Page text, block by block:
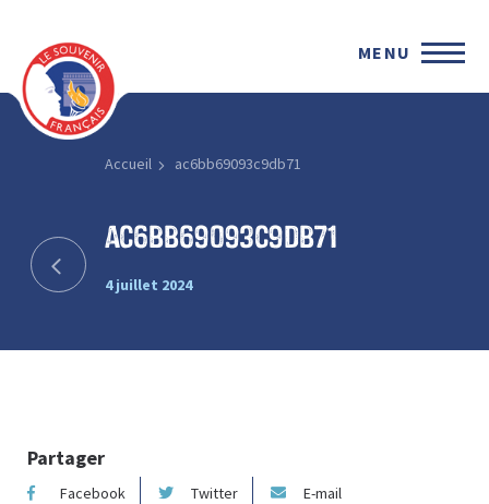
MENU
Accueil ac6bb69093c9db71
ac6bb69093c9db71
4 juillet 2024
Partager
Facebook Twitter E-mail